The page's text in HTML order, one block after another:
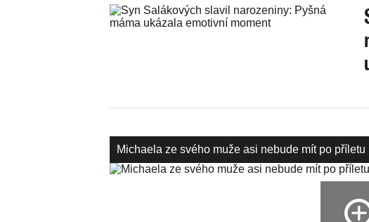
Michaela ze svého muže asi nebude mít po příletu